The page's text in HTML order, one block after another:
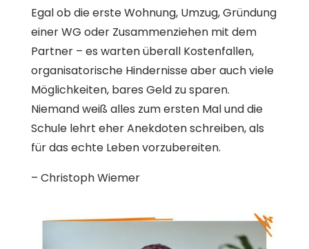
Egal ob die erste Wohnung, Umzug, Gründung
einer WG oder Zusammenziehen mit dem
Partner – es warten überall Kostenfallen,
organisatorische Hindernisse aber auch viele
Möglichkeiten, bares Geld zu sparen.
Niemand weiß alles zum ersten Mal und die
Schule lehrt eher Anekdoten schreiben, als
für das echte Leben vorzubereiten.
– Christoph Wiemer